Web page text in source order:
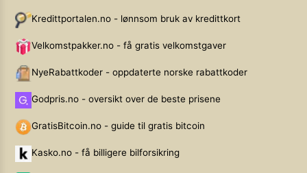
Kredittportalen.no - lønnsom bruk av kredittkort
Velkomstpakker.no - få gratis velkomstgaver
NyeRabattkoder - oppdaterte norske rabattkoder
Godpris.no - oversikt over de beste prisene
GratisBitcoin.no - guide til gratis bitcoin
Kasko.no - få billigere bilforsikring